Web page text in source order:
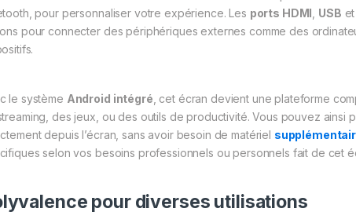
pour personnaliser votre expérience. Les ports HDMI USB et
pour connecter des périphériques externes comme des
le système Android intégré , cet écran devient une plateforme
des jeux, ou des outils de productivité. Vous pouvez ainsi
depuis l’écran, sans avoir besoin de matériel
selon vos besoins professionnels ou personnels fait de cet
pour diverses utilisations